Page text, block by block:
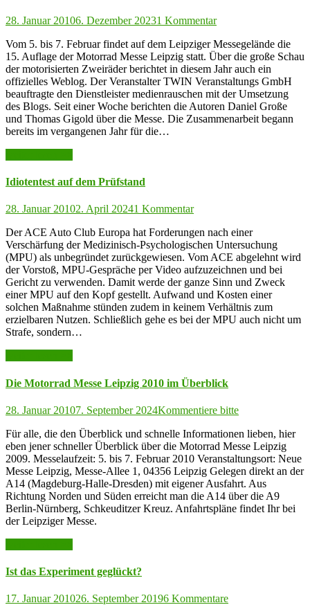
28. Januar 20106. Dezember 20231 Kommentar
Vom 5. bis 7. Februar findet auf dem Leipziger Messegelände die
15. Auflage der Motorrad Messe Leipzig statt. Über die große Schau
der motorisierten Zweiräder berichtet in diesem Jahr auch ein
offizielles Weblog. Der Veranstalter TWIN Veranstaltungs GmbH
beauftragte den Dienstleister medienrauschen mit der Umsetzung
des Blogs. Seit einer Woche berichten die Autoren Daniel Große
und Thomas Gigold über die Messe. Die Zusammenarbeit begann
bereits im vergangenen Jahr für die…
Idiotentest auf dem Prüfstand
28. Januar 20102. April 20241 Kommentar
Der ACE Auto Club Europa hat Forderungen nach einer
Verschärfung der Medizinisch-Psychologischen Untersuchung
(MPU) als unbegründet zurückgewiesen. Vom ACE abgelehnt wird
der Vorstoß, MPU-Gespräche per Video aufzuzeichnen und bei
Gericht zu verwenden. Damit werde der ganze Sinn und Zweck
einer MPU auf den Kopf gestellt. Aufwand und Kosten einer
solchen Maßnahme stünden zudem in keinem Verhältnis zum
erzielbaren Nutzen. Schließlich gehe es bei der MPU auch nicht um
Strafe, sondern…
Die Motorrad Messe Leipzig 2010 im Überblick
28. Januar 20107. September 2024Kommentiere bitte
Für alle, die den Überblick und schnelle Informationen lieben, hier
eben jener schneller Überblick über die Motorrad Messe Leipzig
2009. Messelaufzeit: 5. bis 7. Februar 2010 Veranstaltungsort: Neue
Messe Leipzig, Messe-Allee 1, 04356 Leipzig Gelegen direkt an der
A14 (Magdeburg-Halle-Dresden) mit eigener Ausfahrt. Aus
Richtung Norden und Süden erreicht man die A14 über die A9
Berlin-Nürnberg, Schkeuditzer Kreuz. Anfahrtspläne findet Ihr bei
der Leipziger Messe.
Ist das Experiment geglückt?
17. Januar 201026. September 20196 Kommentare